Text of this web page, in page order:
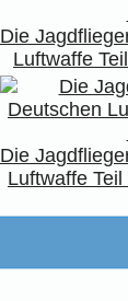
Die
Luftwaffe
Die
Luftwaffe